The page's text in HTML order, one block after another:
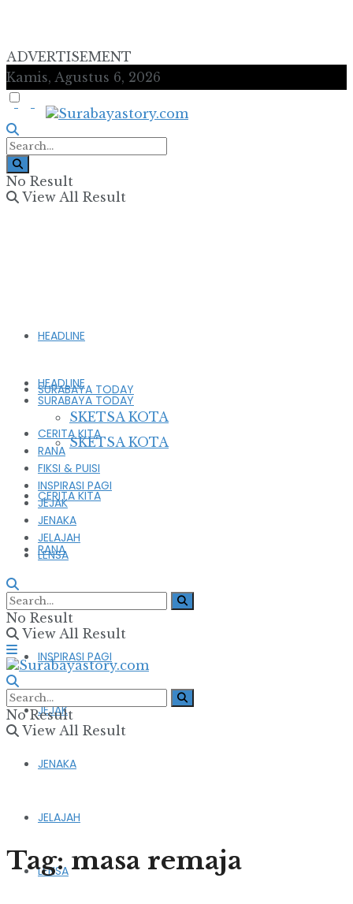
ADVERTISEMENT
Kamis, Agustus 6, 2026
No Result
View All Result
HEADLINE
SURABAYA TODAY
SKETSA KOTA
CERITA KITA
RANA
FIKSI & PUISI
INSPIRASI PAGI
JEJAK
JENAKA
JELAJAH
LENSA
HEADLINE
SURABAYA TODAY
SKETSA KOTA
CERITA KITA
RANA
FIKSI & PUISI
INSPIRASI PAGI
JEJAK
JENAKA
JELAJAH
LENSA
No Result
View All Result
No Result
View All Result
Tag:masa remaja